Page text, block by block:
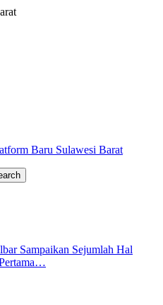
Baru Sulawesi Barat
Sampaikan Sejumlah Hal